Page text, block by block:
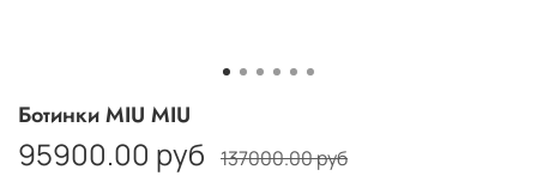
Ботинки MIU MIU
95900.00 руб 137000.00 руб